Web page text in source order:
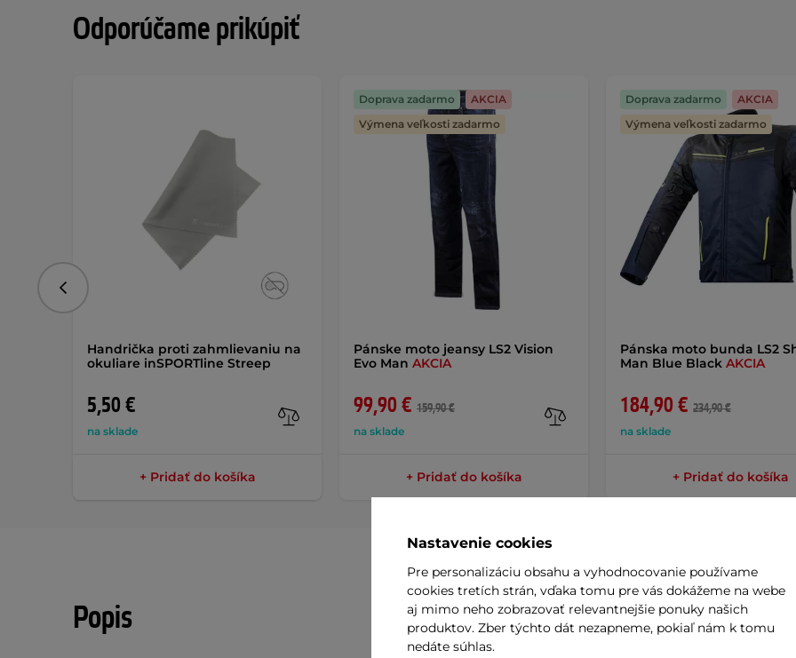
Odporúčame prikúpiť
Handrička proti zahmlievaniu na
okuliare inSPORTline Streep
5,50 €
na sklade
+ Pridať do košíka
Pánske moto jeansy LS2 Vision
Evo Man AKCIA
99,90 € 159,90 €
na sklade
Doprava zadarmo
AKCIA
Výmena veľkosti zadarmo
+ Pridať do košíka
Pánska moto bunda LS2
Man Blue Black AKCIA
184,90 € 234,90 €
na sklade
Doprava zadarmo
AKCIA
Výmena veľkosti zadarmo
+ Pridať do košíka
Predchádzajúce
Popis
Nastavenie cookies
Pre personalizáciu obsahu a vyhodnocovanie používame
cookies tretích strán, vďaka tomu pre vás dokážeme na webe
aj mimo neho zobrazovať relevantnejšie ponuky našich
produktov. Zber týchto dát nezapneme, pokiaľ nám k tomu
nedáte súhlas.